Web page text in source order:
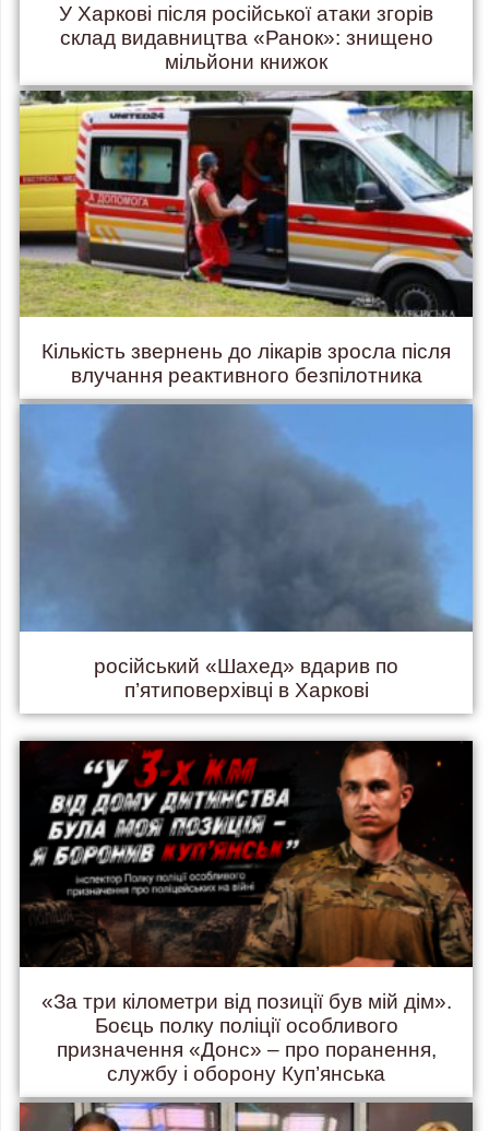
У Харкові після російської атаки згорів
склад видавництва «Ранок»: знищено
мільйони книжок
Кількість звернень до лікарів зросла після
влучання реактивного безпілотника
російський «Шахед» вдарив по
п’ятиповерхівці в Харкові
«За три кілометри від позиції був мій дім».
Боєць полку поліції особливого
призначення «Донс» – про поранення,
службу і оборону Куп’янська